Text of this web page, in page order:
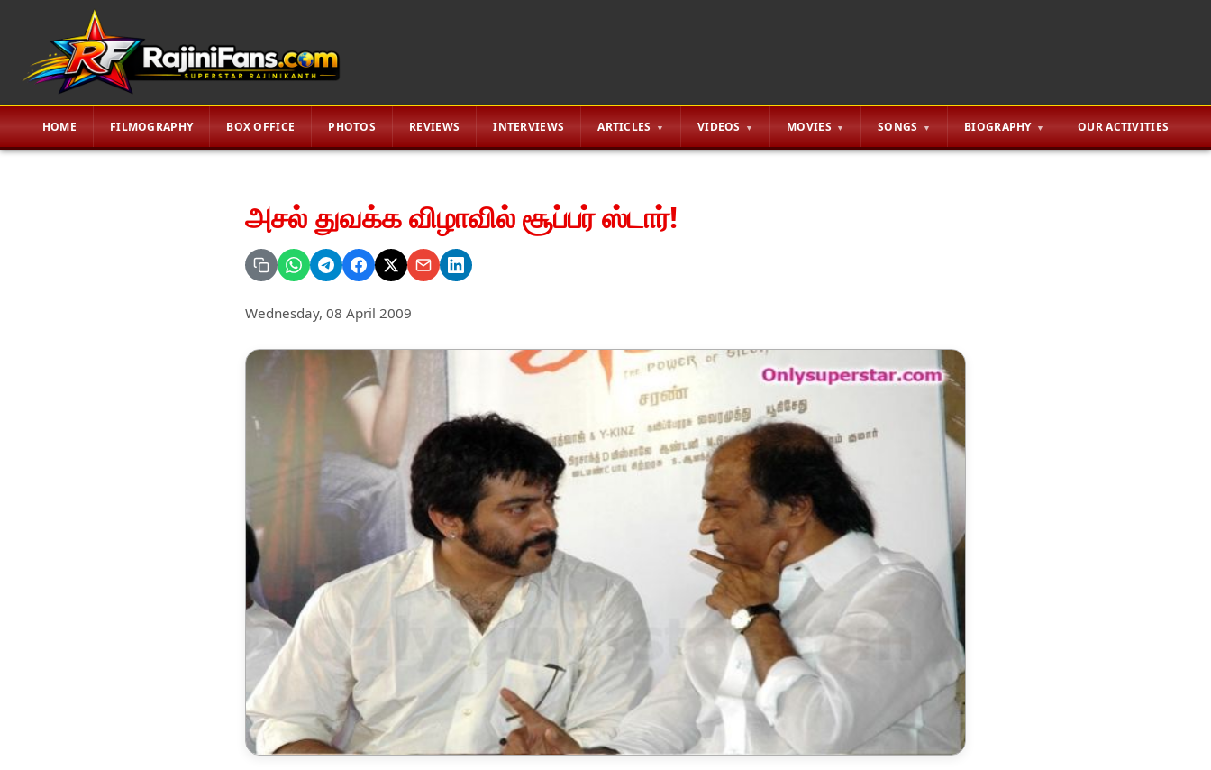
HOME FILMOGRAPHY BOX OFFICE PHOTOS REVIEWS INTERVIEWS ARTICLES VIDEOS MOVIES SONGS BIOGRAPHY OUR ACTIVITIES
அசல் துவக்க விழாவில் சூப்பர் ஸ்டார்!
Wednesday, 08 April 2009